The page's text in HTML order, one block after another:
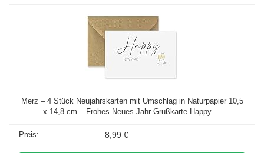
Merz – 4 Stück Neujahrskarten mit Umschlag in Naturpapier 10,5
x 14,8 cm – Frohes Neues Jahr Grußkarte Happy ...
8,99 €